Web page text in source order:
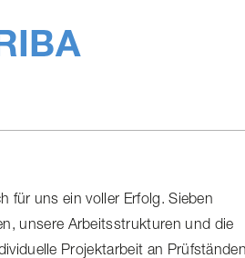
für uns ein voller Erfolg. Sieben
unsere Arbeits­struk­turen und die
Projektarbeit an